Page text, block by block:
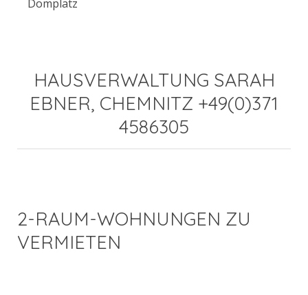
Domplatz
HAUSVERWALTUNG SARAH
EBNER, CHEMNITZ +49(0)371
4586305
2-RAUM-WOHNUNGEN ZU
VERMIETEN